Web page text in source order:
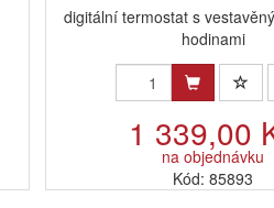
digitální termostat s
hodinami
1 339,00
na objednávku
Kód: 85893